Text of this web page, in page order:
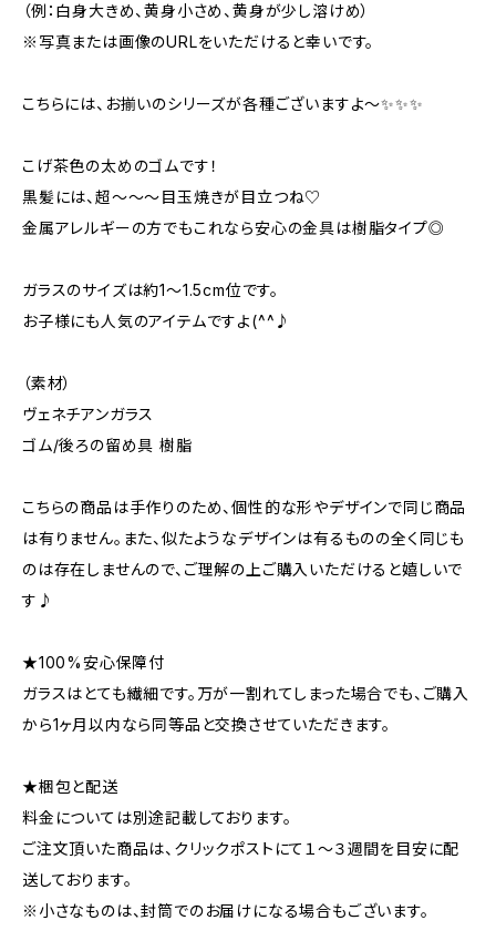
（例：白身大きめ、黄身小さめ、黄身が少し溶けめ）
※写真または画像のURLをいただけると幸いです。
こちらには、お揃いのシリーズが各種ございますよ～✨✨✨
こげ茶色の太めのゴムです！
黒髪には、超～～～目玉焼きが目立つね♡
金属アレルギーの方でもこれなら安心の金具は樹脂タイプ◎
ガラスのサイズは約1～1.5cm位です。
お子様にも人気のアイテムですよ(^^♪
（素材）
ヴェネチアンガラス
ゴム/後ろの留め具 樹脂
こちらの商品は手作りのため、個性的な形やデザインで同じ商品
は有りません。また、似たようなデザインは有るものの全く同じも
のは存在しませんので、ご理解の上ご購入いただけると嬉しいで
す♪
★100%安心保障付
ガラスはとても繊細です。万が一割れてしまった場合でも、ご購入
から1ヶ月以内なら同等品と交換させていただきます。
★梱包と配送
料金については別途記載しております。
ご注文頂いた商品は、クリックポストにて１～３週間を目安に配
送しております。
※小さなものは、封筒でのお届けになる場合もございます。